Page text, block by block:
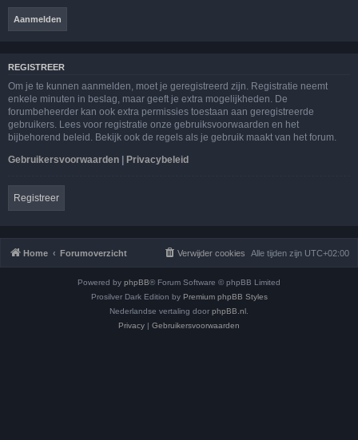
REGISTREER
Om je te kunnen aanmelden, moet je geregistreerd zijn. Registratie neemt
enkele minuten in beslag, maar geeft je extra mogelijkheden. De
forumbeheerder kan ook extra permissies toestaan aan geregistreerde
gebruikers. Lees voor registratie onze gebruiksvoorwaarden en het
bijbehorend beleid. Bekijk ook de regels als je gebruik maakt van het forum.
Gebruikersvoorwaarden | Privacybeleid
Registreer
Home Forumoverzicht Alle tijden zijn UTC+02:00
Verwijder cookies
Powered by phpBB® Forum Software © phpBB Limited
Prosilver Dark Edition by Premium phpBB Styles
Nederlandse vertaling door phpBB.nl
Privacy | Gebruikersvoorwaarden